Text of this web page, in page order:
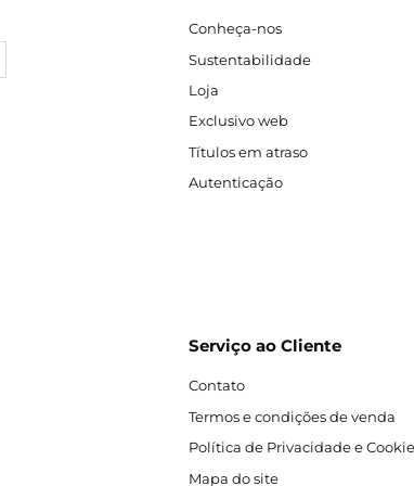
Conheça-nos
Sustentabilidade
Loja
Exclusivo web
Títulos em atraso
Autenticação
Serviço ao Cliente
Contato
Termos e condições de venda
Política de Privacidade e
Mapa do site